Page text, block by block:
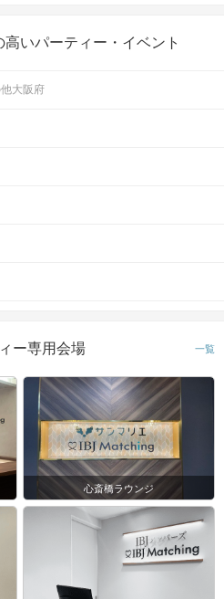
いパーティー・イベント
大阪府
ー専用会場 一覧
心斎橋ラウンジ